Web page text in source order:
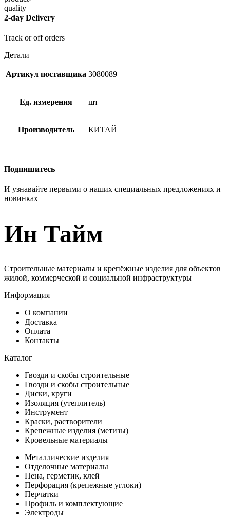
2-day Delivery
Track or off orders
Детали
Артикул поставщика 3080089
Ед. измерения шт
Производитель КИТАЙ
Подпишитесь
И узнавайте первыми о наших специальных предложениях и
новинках
Ин Тайм
Строительные материалы и крепёжные изделия для объектов
жилой, коммерческой и социальной инфраструктуры
Информация
О компании
Доставка
Оплата
Контакты
Каталог
Гвозди и скобы строительные
Гвозди и скобы строительные
Диски, круги
Изоляция (утеплитель)
Инструмент
Краски, растворители
Крепежные изделия (метизы)
Кровельные материалы
Металлические изделия
Отделочные материалы
Пена, герметик, клей
Перфорация (крепежные углоки)
Перчатки
Профиль и комплектующие
Электроды